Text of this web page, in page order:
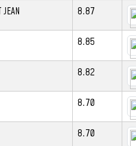
8.87
8.85
8.82
8.70
8.70